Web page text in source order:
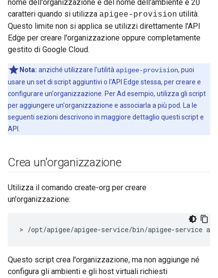
nome dell'organizzazione e del nome dell'ambiente è 20
caratteri quando si utilizza apigee-provision utilità.
Questo limite non si applica se utilizzi direttamente l'API
Edge per creare l'organizzazione oppure completamente
gestito di Google Cloud.
Nota: anziché utilizzare l'utilità apigee-provision, puoi
usare un set di script aggiuntivi o l'API Edge stessa, per creare e
configurare un'organizzazione. Per Ad esempio, utilizza gli script
per aggiungere un'organizzazione e associarla a più pod. La le
seguenti sezioni descrivono in maggiore dettaglio questi script e
API.
Crea un'organizzazione
Utilizza il comando create-org per creare
un'organizzazione:
> /opt/apigee/apigee-service/bin/apigee-service
Questo script crea l'organizzazione, ma non aggiunge né
configura gli ambienti e gli host virtuali richiesti